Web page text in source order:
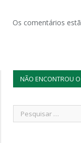
Os comentários
NÃO ENCONTROU